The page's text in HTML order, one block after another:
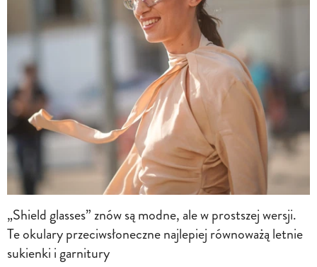
„Shield glasses” znów są modne, ale w prostszej wersji.
Te okulary przeciwsłoneczne najlepiej równoważą letnie
sukienki i garnitury